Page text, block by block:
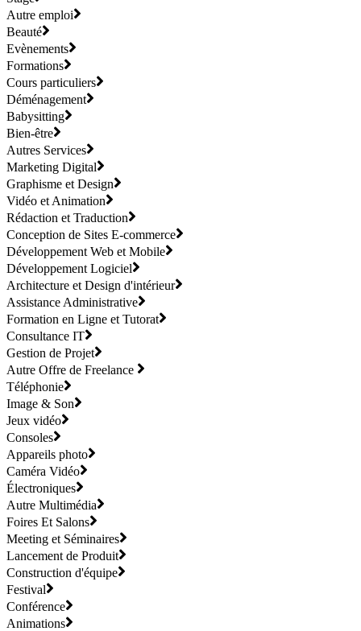
Autre emploi
Beauté
Evènements
Formations
Cours particuliers
Déménagement
Babysitting
Bien-être
Autres Services
Marketing Digital
Graphisme et Design
Vidéo et Animation
Rédaction et Traduction
Conception de Sites E-commerce
Développement Web et Mobile
Développement Logiciel
Architecture et Design d'intérieur
Assistance Administrative
Formation en Ligne et Tutorat
Consultance IT
Gestion de Projet
Autre Offre de Freelance
Téléphonie
Image & Son
Jeux vidéo
Consoles
Appareils photo
Caméra Vidéo
Électroniques
Autre Multimédia
Foires Et Salons
Meeting et Séminaires
Lancement de Produit
Construction d'équipe
Festival
Conférence
Animations